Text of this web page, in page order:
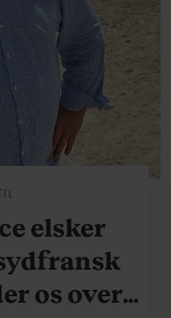
elsker
os over,